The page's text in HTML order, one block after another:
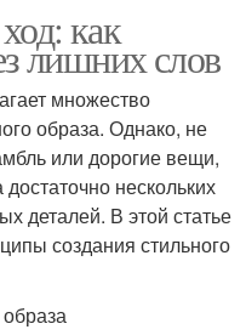
как
лишних слов
множество
образа. Однако, не
или дорогие вещи,
нескольких
деталей. В этой статье
создания стильного